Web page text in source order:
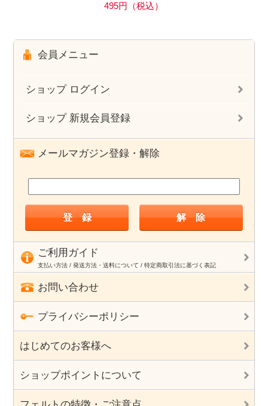
495円（税込）
会員メニュー
ショップ ログイン
ショップ 新規会員登録
メールマガジン登録・解除
ご利用ガイド
支払い方法 / 発送方法・送料について / 特定商取引法に基づく表記
お問い合わせ
プライバシーポリシー
はじめてのお客様へ
ショップポイントについて